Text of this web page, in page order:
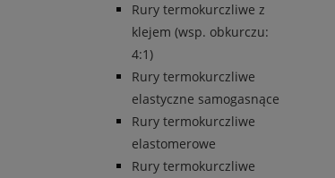
Rury termokurczliwe z
klejem (wsp. obkurczu:
4:1)
Rury termokurczliwe
elastyczne samogasnące
Rury termokurczliwe
elastomerowe
Rury termokurczliwe